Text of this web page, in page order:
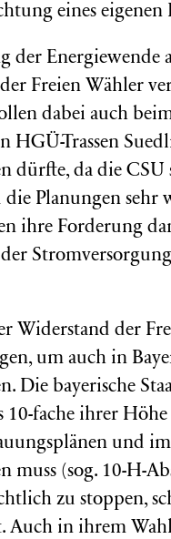
eines
der
Freien Wähler
dabei auch
HGÜ-Trassen
dürfte, da die
Planungen
ihre Forderung
Widerstand der
um auch in
Die bayerische
10-fache ihrer
und
muss (sog. 10-H-
zu stoppen,
Auch in ihrem